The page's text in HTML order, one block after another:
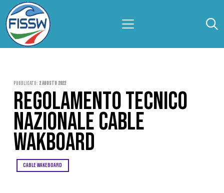
Pubblicato: 2 Agosto 2022
REGOLAMENTO TECNICO
NAZIONALE CABLE
WAKBOARD
CABLE WAKEBOARD